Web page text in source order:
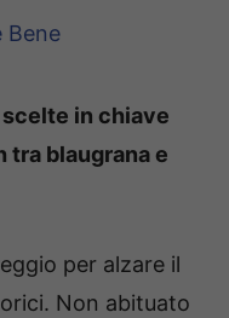
Bene
in chiave
tra blaugrana e
per alzare il
Non abituato